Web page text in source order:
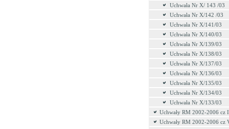
Uchwała Nr X/ 143 /03
Uchwała Nr X/142 /03
Uchwała Nr X/141/03
Uchwała Nr X/140/03
Uchwała Nr X/139/03
Uchwała Nr X/138/03
Uchwała Nr X/137/03
Uchwała Nr X/136/03
Uchwała Nr X/135/03
Uchwała Nr X/134/03
Uchwała Nr X/133/03
Uchwały RM 2002-2006 cz
Uchwały RM 2002-2006 cz